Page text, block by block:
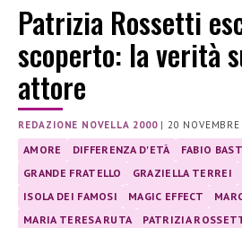
Patrizia Rossetti
scoperto: la verità
attore
REDAZIONE NOVELLA 2000|20
AMORE DIFFERENZA D'ETÀ FABIO
GRANDE FRATELLO
GRAZIELLA TERREI
ISOLA DEI FAMOSI
MAGIC EFFECT
MARIA TERESA RUTA
PATRIZIA